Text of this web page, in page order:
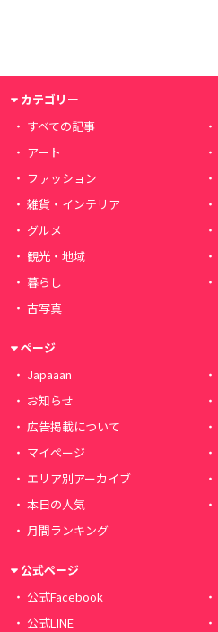
カテゴリー
すべての記事
アート
ファッション
雑貨・インテリア
グルメ
観光・地域
暮らし
古写真
ページ
Japaaan
お知らせ
広告掲載について
マイページ
エリア別アーカイブ
本日の人気
月間ランキング
公式ページ
公式Facebook
公式LINE